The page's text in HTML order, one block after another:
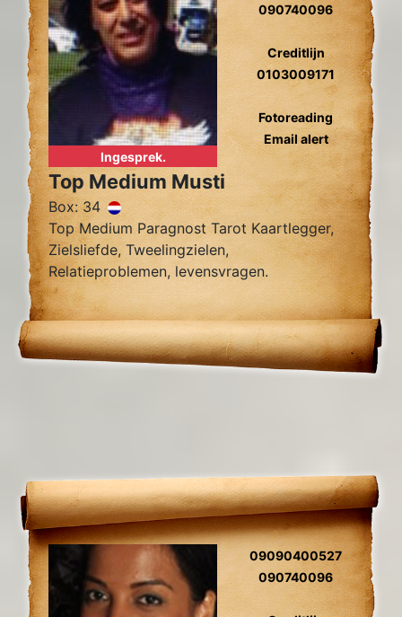
Ingesprek.
090740096
Creditlijn
0103009171
Fotoreading
Email alert
Top Medium Musti
Box: 34
Top Medium Paragnost Tarot Kaartlegger,
Zielsliefde, Tweelingzielen,
Relatieproblemen, levensvragen.
09090400527
090740096